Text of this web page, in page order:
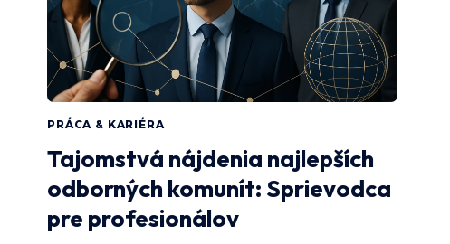
PRÁCA & KARIÉRA
Tajomstvá nájdenia najlepších
odborných komunít: Sprievodca
pre profesionálov